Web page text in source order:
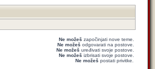
Ne možeš započinjati nove teme.
Ne možeš odgovarati na postove.
Ne možeš uređivati svoje postove.
Ne možeš izbrisati svoje postove.
Ne možeš postati privitke.